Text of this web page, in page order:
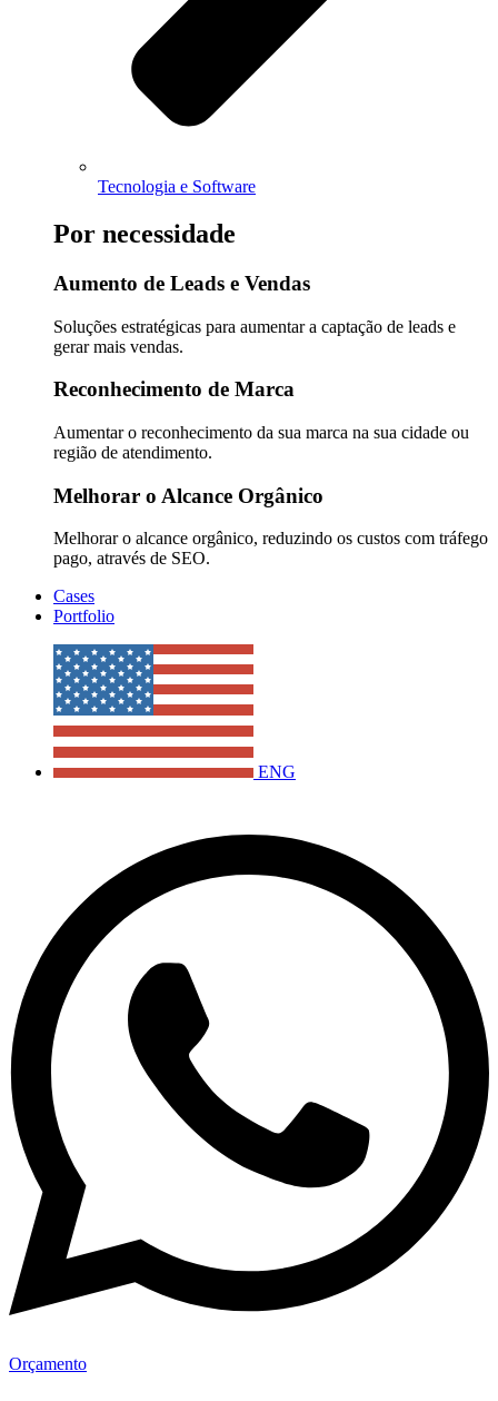
Tecnologia e Software
Por necessidade
Aumento de Leads e Vendas
Soluções estratégicas para aumentar a captação de leads e
gerar mais vendas.
Reconhecimento de Marca
Aumentar o reconhecimento da sua marca na sua cidade ou
região de atendimento.
Melhorar o Alcance Orgânico
Melhorar o alcance orgânico, reduzindo os custos com tráfego
pago, através de SEO.
Cases
Portfolio
ENG
Orçamento